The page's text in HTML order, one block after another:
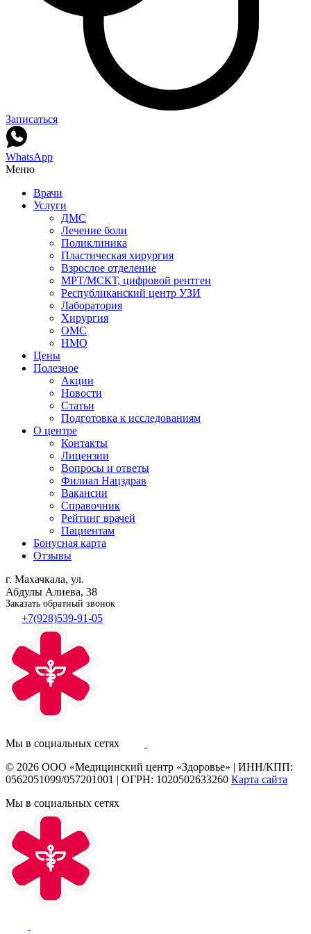
Записаться
WhatsApp
Меню
Врачи
Услуги
ДМС
Лечение боли
Поликлиника
Пластическая хирургия
Взрослое отделение
МРТ/МСКТ, цифровой рентген
Республиканский центр УЗИ
Лаборатория
Хирургия
ОМС
НМО
Цены
Полезное
Акции
Новости
Статьи
Подготовка к исследованиям
О центре
Контакты
Лицензии
Вопросы и ответы
Филиал Нацздрав
Вакансии
Справочник
Рейтинг врачей
Пациентам
Бонусная карта
Отзывы
г. Махачкала, ул.
Абдулы Алиева, 38
Заказать обратный звонок
+7(928)539-91-05
Мы в социальных сетях
© 2026 ООО «Медицинский центр «Здоровье» | ИНН/КПП:
0562051099/057201001 | ОГРН: 1020502633260 Карта сайта
Мы в социальных сетях